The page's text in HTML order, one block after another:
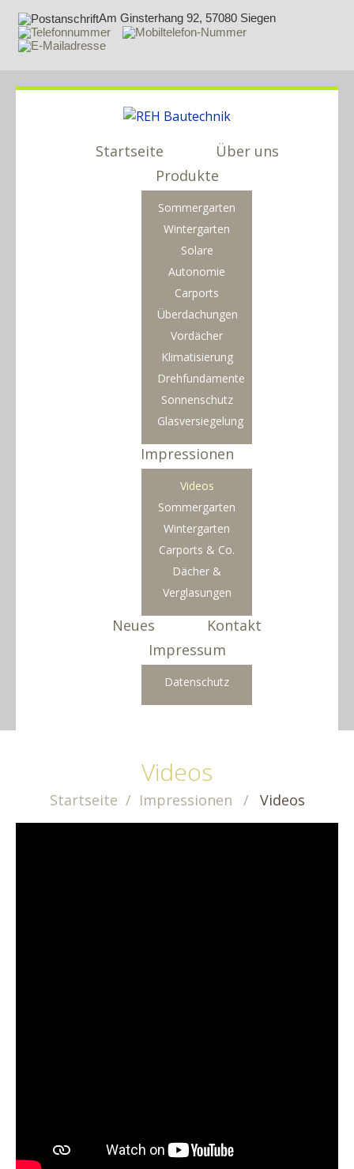
Am Ginsterhang 92, 57080 Siegen
Startseite
Über uns
Produkte
Sommergarten
Wintergarten
Solare
Autonomie
Carports
Überdachungen
Vordächer
Klimatisierung
Drehfundamente
Sonnenschutz
Glasversiegelung
Impressionen
Videos
Sommergarten
Wintergarten
Carports & Co.
Dächer &
Verglasungen
Neues
Kontakt
Impressum
Datenschutz
Videos
Startseite Impressionen Videos